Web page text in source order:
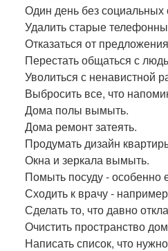
Один день без социальных
Удалить старые
Отказаться от
Перестать общаться с
Уволиться с ненавистной
Выбросить все, что
Дома полы вымыть.
Дома ремонт затеять.
Продумать дизайн
Окна и зеркала вымыть.
Помыть посуду - особенно
Сходить к врачу -
Сделать то, что давно
Очистить пространство
Написать список, что